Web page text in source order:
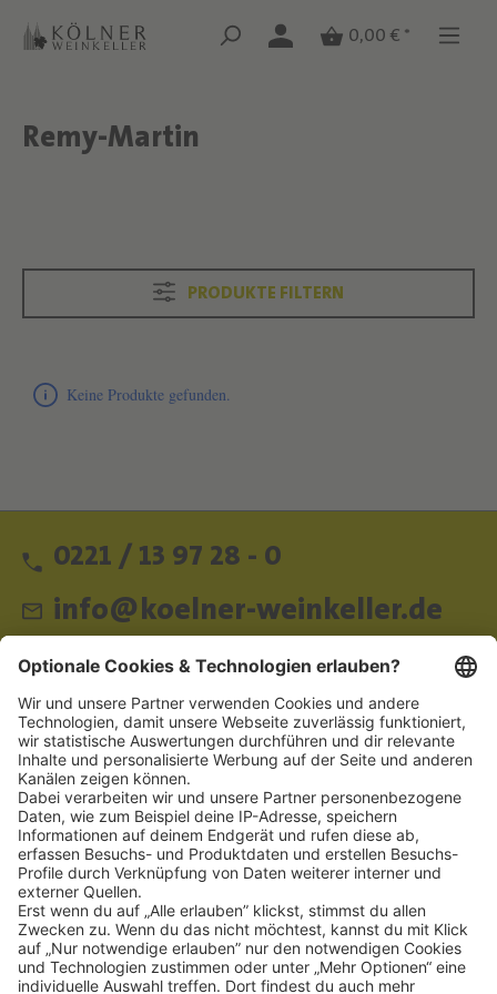
Zum Hauptinhalt springen
Zum Hauptinhalt springen
0,00 € *
Text überspringen
Remy-Martin
Text überspringen
PRODUKTE FILTERN
Keine Produkte gefunden.
0221 / 13 97 28 - 0
info@koelner-weinkeller.de
Schnellzugriff
ZAHLUNGSMETHODEN
SOCIAL
NEWSLETTER
BESUCHEN SIE UNS